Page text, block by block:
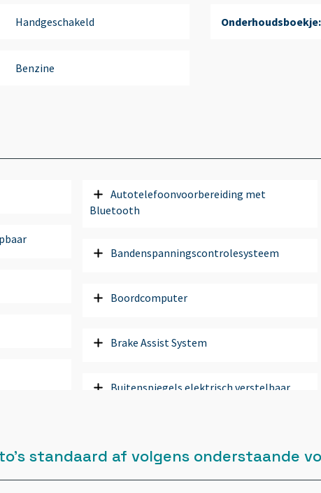
Handgeschakeld
Benzine
Onderhoudsboekje:
Autotelefoonvoorbereiding met
Bluetooth
Bandenspanningscontrolesysteem
Boordcomputer
Brake Assist System
Buitenspiegels elektrisch verstelbaar
Buitenspiegels verwarmbaar
standaard af volgens onderstaande